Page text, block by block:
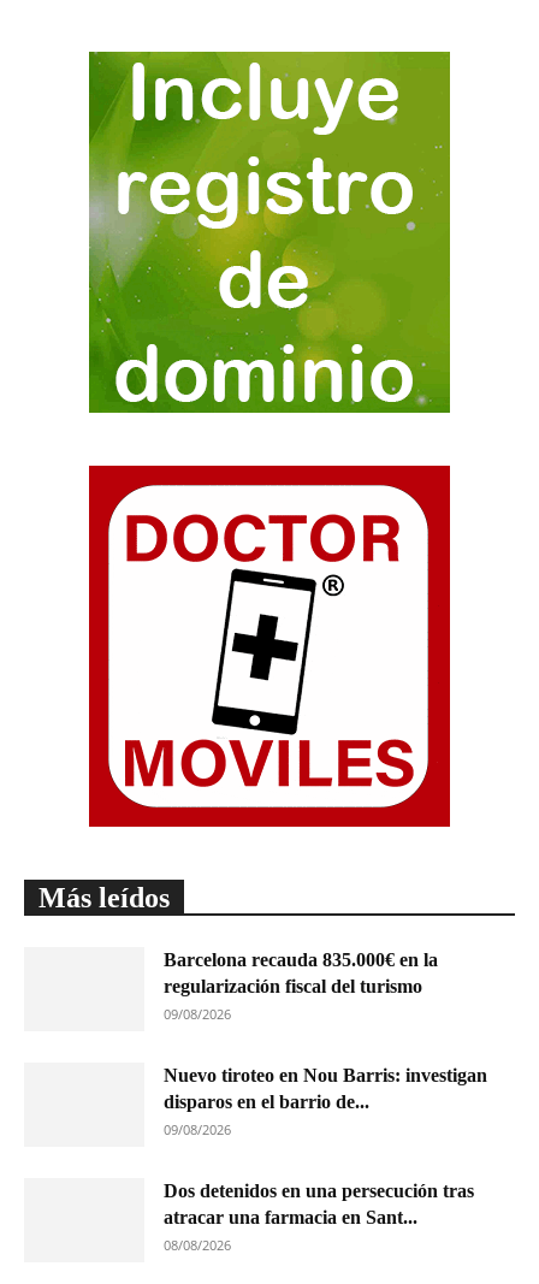
Más leídos
Barcelona recauda 835.000€ en la
regularización fiscal del turismo
09/08/2026
Nuevo tiroteo en Nou Barris: investigan
disparos en el barrio de...
09/08/2026
Dos detenidos en una persecución tras
atracar una farmacia en Sant...
08/08/2026